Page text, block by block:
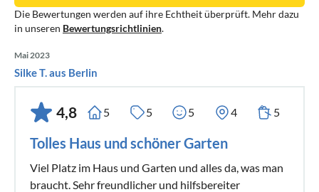
Die Bewertungen werden auf ihre Echtheit überprüft. Mehr dazu
in unseren Bewertungsrichtlinien.
Mai 2023
Silke T. aus Berlin
4,8 5 5 5 4 5
Tolles Haus und schöner Garten
Viel Platz im Haus und Garten und alles da, was man
braucht. Sehr freundlicher und hilfsbereiter